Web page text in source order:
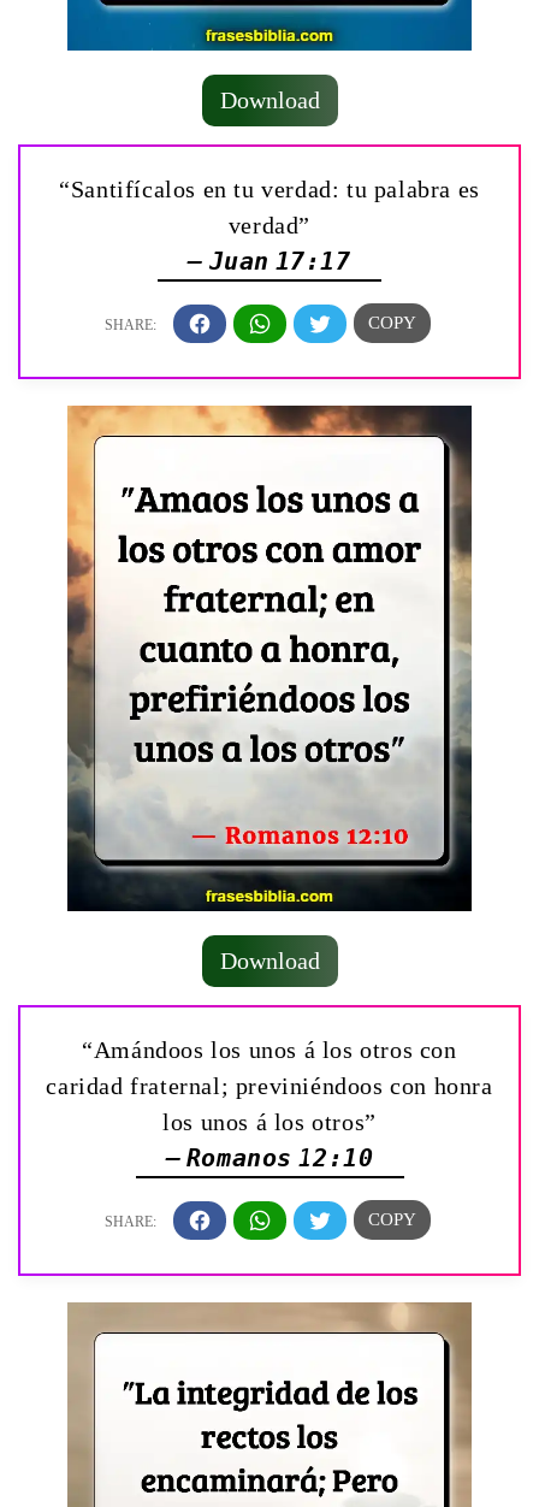
Download
“Santifícalos en tu verdad: tu palabra es
verdad”
— Juan 17:17
Download
“Amándoos los unos á los otros con
caridad fraternal; previniéndoos con honra
los unos á los otros”
— Romanos 12:10